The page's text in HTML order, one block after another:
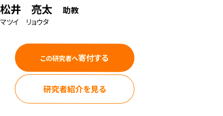
松井 亮太 助教
マツイ リョウタ
この研究者へ寄付する
研究者紹介を見る